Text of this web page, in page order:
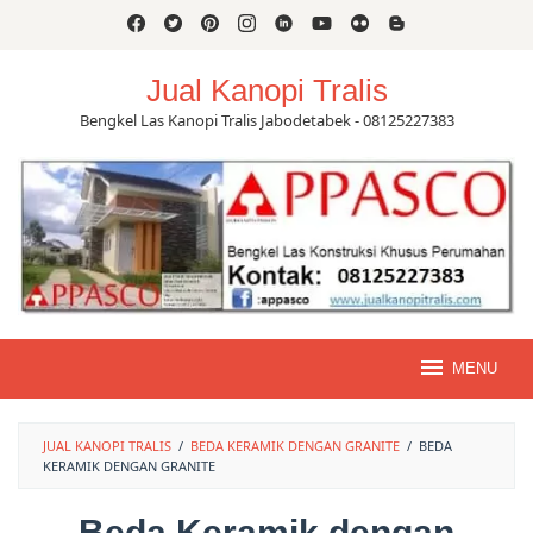
Jual Kanopi Tralis
Bengkel Las Kanopi Tralis Jabodetabek - 08125227383
MENU
JUAL KANOPI TRALIS / BEDA KERAMIK DENGAN GRANITE / BEDA
KERAMIK DENGAN GRANITE